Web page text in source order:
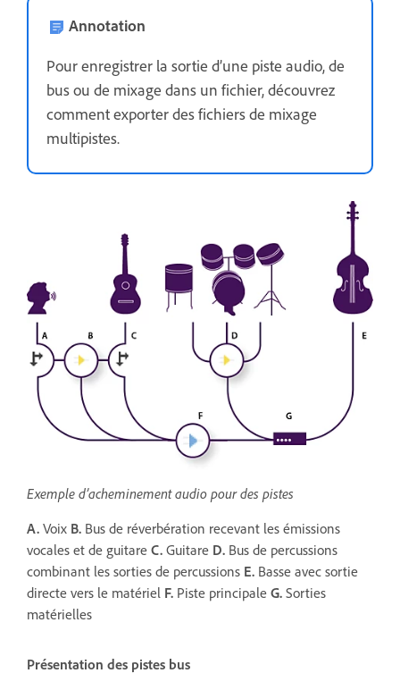
Annotation
Pour enregistrer la sortie dʼune piste audio, de
bus ou de mixage dans un fichier, découvrez
comment exporter des fichiers de mixage
multipistes.
Exemple d’acheminement audio pour des pistes
A. Voix B. Bus de réverbération recevant les émissions
vocales et de guitare C. Guitare D. Bus de percussions
combinant les sorties de percussions E. Basse avec sortie
directe vers le matériel F. Piste principale G. Sorties
matérielles
Présentation des pistes bus